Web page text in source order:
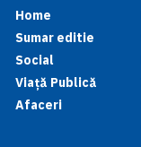
Home
Sumar editie
Social
Viață Publică
Afaceri